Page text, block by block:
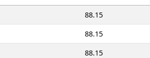
88.15
88.15
88.15